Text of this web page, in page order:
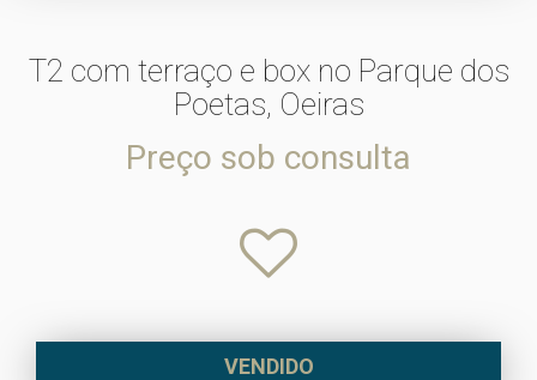
T2 com terraço e box no Parque dos
Poetas, Oeiras
Preço sob consulta
VENDIDO